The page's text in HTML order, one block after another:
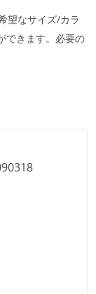
望なサイズ/カラ
できます。必要の